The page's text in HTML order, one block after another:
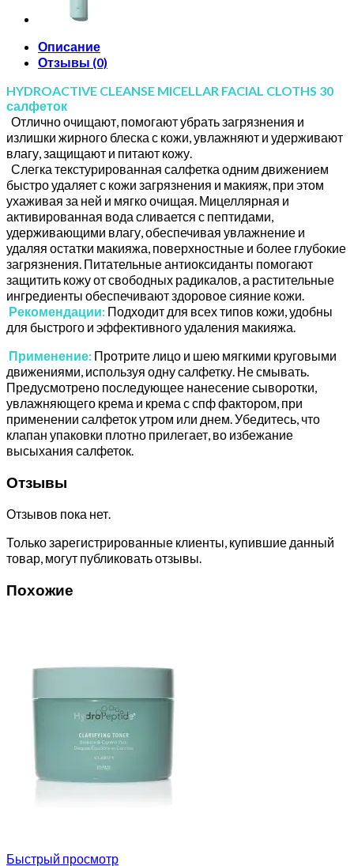
излишки
жирного
блеска
с
кожи
Описание
Отзывы (0)
HYDROACTIVE CLEANSE MICELLAR FACIAL CLOTHS 30
салфеток
Отлично очищают, помогают убрать загрязнения и
излишки жирного блеска с кожи, увлажняют и удерживают
влагу, защищают и питают кожу.
Слегка текстурированная салфетка одним движением
быстро удаляет с кожи загрязнения и макияж, при этом
ухаживая за ней и мягко очищая. Мицеллярная и
активированная вода сливается с пептидами,
удерживающими влагу, обеспечивая увлажнение и
удаляя остатки макияжа, поверхностные и более глубокие
загрязнения. Питательные антиоксиданты помогают
защитить кожу от свободных радикалов, а растительные
ингредиенты обеспечивают здоровое сияние кожи.
Рекомендации: Подходит для всех типов кожи, удобны
для быстрого и эффективного удаления макияжа.
Применение: Протрите лицо и шею мягкими круговыми
движениями, используя одну салфетку. Не смывать.
Предусмотрено последующее нанесение сыворотки,
увлажняющего крема и крема с спф фактором, при
применении салфеток утром или днем. Убедитесь, что
клапан упаковки плотно прилегает, во избежание
высыхания салфеток.
Отзывы
Отзывов пока нет.
Только зарегистрированные клиенты, купившие данный
товар, могут публиковать отзывы.
Похожие
Быстрый просмотр